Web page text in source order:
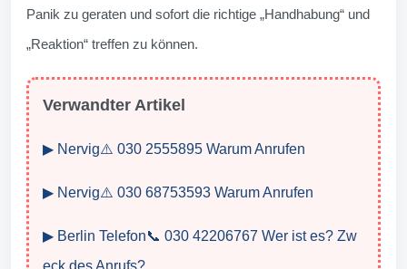
Panik zu geraten und sofort die richtige „Handhabung“ und
„Reaktion“ treffen zu können.
Verwandter Artikel
▶ Nervig⚠️ 030 2555895 Warum Anrufen
▶ Nervig⚠️ 030 68753593 Warum Anrufen
▶ Berlin Telefon📞 030 42206767 Wer ist es? Zw
eck des Anrufs?